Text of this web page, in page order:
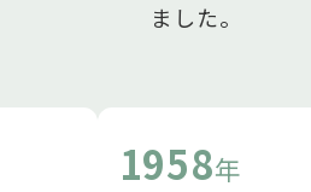
ました。
1958年